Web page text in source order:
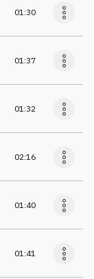
01:30
01:37
01:32
02:16
01:40
01:41